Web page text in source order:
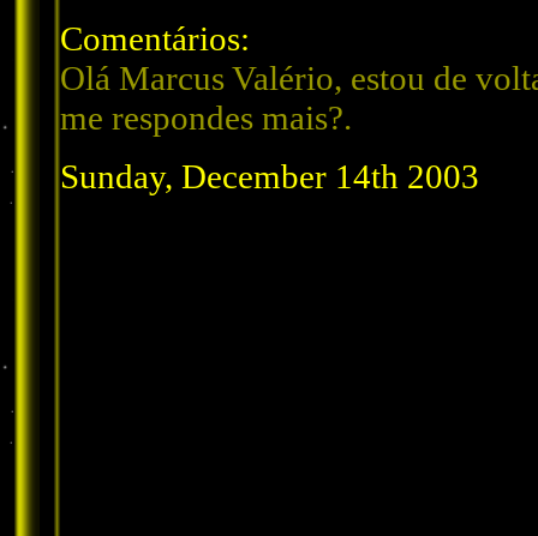
Comentários:
Olá Marcus Valério, estou de
me respondes mais?.
Sunday, December 14th 2003